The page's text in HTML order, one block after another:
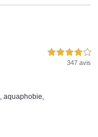
4,0 étoiles sur 5
347 avis
, aquaphobie,